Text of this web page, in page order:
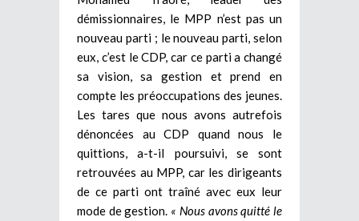
démissionnaires, le MPP n’est pas un
nouveau parti ; le nouveau parti, selon
eux, c’est le CDP, car ce parti a changé
sa vision, sa gestion et prend en
compte les préoccupations des jeunes.
Les tares que nous avons autrefois
dénoncées au CDP quand nous le
quittions, a-t-il poursuivi, se sont
retrouvées au MPP, car les dirigeants
de ce parti ont traîné avec eux leur
mode de gestion. « Nous avons quitté le